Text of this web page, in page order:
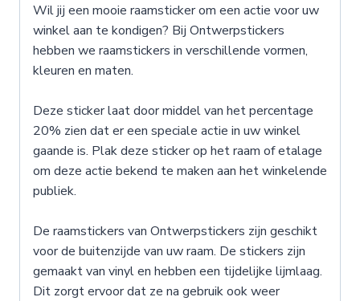
Wil jij een mooie raamsticker om een actie voor uw
winkel aan te kondigen? Bij Ontwerpstickers
hebben we raamstickers in verschillende vormen,
kleuren en maten.
Deze sticker laat door middel van het percentage
20% zien dat er een speciale actie in uw winkel
gaande is. Plak deze sticker op het raam of etalage
om deze actie bekend te maken aan het winkelende
publiek.
De raamstickers van Ontwerpstickers zijn geschikt
voor de buitenzijde van uw raam. De stickers zijn
gemaakt van vinyl en hebben een tijdelijke lijmlaag.
Dit zorgt ervoor dat ze na gebruik ook weer